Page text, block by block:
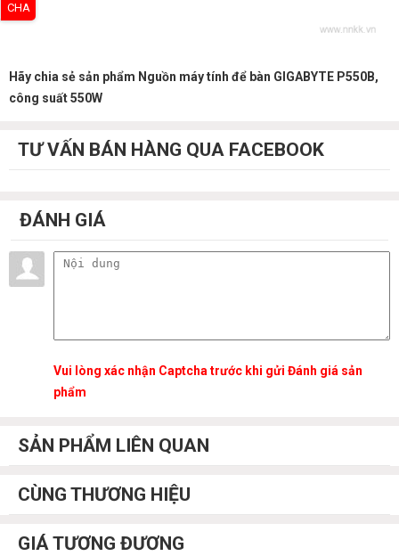
Hãy chia sẻ sản phẩm Nguồn máy tính để bàn GIGABYTE P550B,
công suất 550W
TƯ VẤN BÁN HÀNG QUA FACEBOOK
ĐÁNH GIÁ
CHA
Vui lòng xác nhận Captcha trước khi gửi Đánh giá sản
phẩm
SẢN PHẨM LIÊN QUAN
CÙNG THƯƠNG HIỆU
GIÁ TƯƠNG ĐƯƠNG